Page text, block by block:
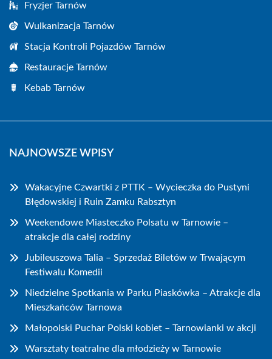
Fryzjer Tarnów
Wulkanizacja Tarnów
Stacja Kontroli Pojazdów Tarnów
Restauracje Tarnów
Kebab Tarnów
NAJNOWSZE WPISY
Wakacyjne Czwartki z PTTK – Wycieczka do Pustyni
Błędowskiej i Ruin Zamku Rabsztyn
Weekendowe Miasteczko Polsatu w Tarnowie –
atrakcje dla całej rodziny
Jubileuszowa Talia – Sprzedaż Biletów w Trwającym
Festiwalu Komedii
Niedzielne Spotkania w Parku Piaskówka – Atrakcje dla
Mieszkańców Tarnowa
Małopolski Puchar Polski kobiet – Tarnowianki w akcji
Warsztaty teatralne dla młodzieży w Tarnowie